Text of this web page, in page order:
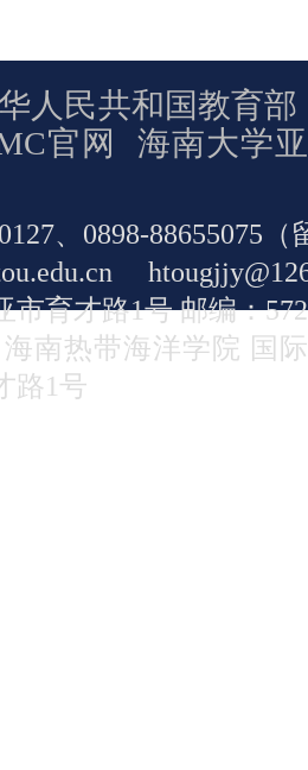
人民共和国教育部
官网
海南大学
、0898-88655075
市育才路1号 邮编：
南热带海洋学院 国
路1号